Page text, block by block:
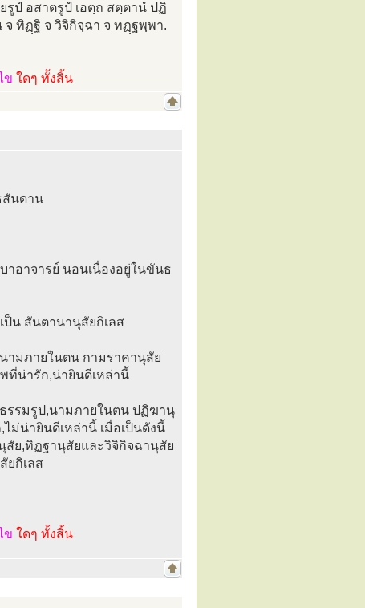
รูปํ อสาตรูปํ เอตฺถ สตฺตานํ ปฏิ
จ ทิฏฺฐิ จ วิจิกิจฺฉา จ ทฏฺฐพฺพา.
ข ใดๆ ทั้งสิ้น
สันดาน
อาจารย์ นอนเนื่องอยู่ในขันธ
ป็น สันตานานุสัยกิเลส
ามภายในตน กามราคานุสัย
ที่น่ารัก,น่ายินดีเหล่านี้
รรมรูป,นามภายในตน ปฏิฆานุ
ม่น่ายินดีเหล่านี้ เมื่อเป็นดังนี้
ย,ทิฏฐานุสัยและวิจิกิจฉานุสัย
ยกิเลส
ข ใดๆ ทั้งสิ้น